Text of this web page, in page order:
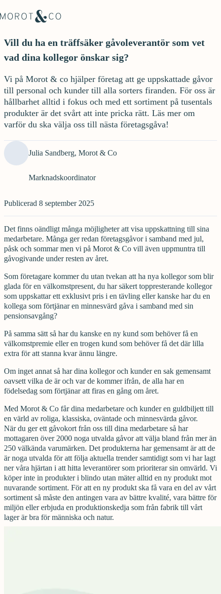
Vill du ha en träffsäker gåvoleverantör som vet
vad dina kollegor önskar sig?
Vi på Morot & co hjälper företag att ge uppskattade gåvor
till personal och kunder till alla sorters firanden. För oss är
hållbarhet alltid i fokus och med ett sortiment på tusentals
produkter är det svårt att inte pricka rätt. Läs mer om
varför du ska välja oss till nästa företagsgåva!
Julia Sandberg, Morot & Co
Marknadskoordinator
Publicerad 8 september 2025
Det finns oändligt många möjligheter att visa uppskattning till sina
medarbetare. Många ger redan företagsgåvor i samband med jul,
påsk och sommar men vi på Morot & Co vill även uppmuntra till
gåvogivande under resten av året.
Som företagare kommer du utan tvekan att ha nya kollegor som blir
glada för en välkomstpresent, du har säkert toppresterande kollegor
som uppskattar ett exklusivt pris i en tävling eller kanske har du en
kollega som förtjänar en minnesvärd gåva i samband med sin
pensionsavgång?
På samma sätt så har du kanske en ny kund som behöver få en
välkomstpremie eller en trogen kund som behöver få det där lilla
extra för att stanna kvar ännu längre.
Om inget annat så har dina kollegor och kunder en sak gemensamt
oavsett vilka de är och var de kommer ifrån, de alla har en
födelsedag som förtjänar att firas en gång om året.
Med Morot & Co får dina medarbetare och kunder en guldbiljett till
en värld av roliga, klassiska, oväntade och minnesvärda gåvor.
När du ger ett gåvokort från oss till dina medarbetare så har
mottagaren över 2000 noga utvalda gåvor att välja bland från mer än
250 välkända varumärken. Det produkterna har gemensamt är att de
är noga utvalda för att följa aktuella trender samtidigt som vi har lagt
ner våra hjärtan i att hitta leverantörer som prioriterar sin omvärld. Vi
köper inte in produkter i blindo utan mäter alltid en ny produkt mot
nuvarande sortiment. För att en ny produkt ska få vara en del av vårt
sortiment så måste den antingen vara av bättre kvalité, vara bättre för
miljön eller erbjuda en produktionskedja som från fabrik till vårt
lager är bra för människa och natur.